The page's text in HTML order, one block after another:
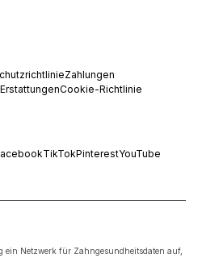
Zahlungen
Cookie-Richtlinie
TikTokPinterestYouTube
ein Netzwerk für Zahngesundheitsdaten auf,